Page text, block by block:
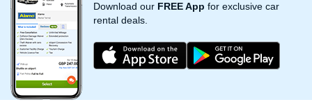
Download our FREE App for exclusive car
rental deals.